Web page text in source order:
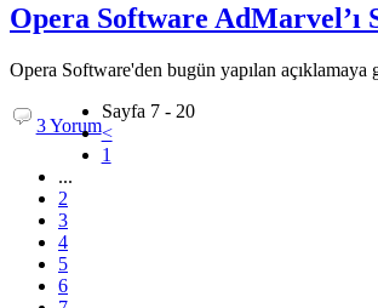
Opera Software AdMarvel’ı
Opera Software'den bugün yapılan
3 Yorum
Sayfa 7 - 20
<
1
...
2
3
4
5
6